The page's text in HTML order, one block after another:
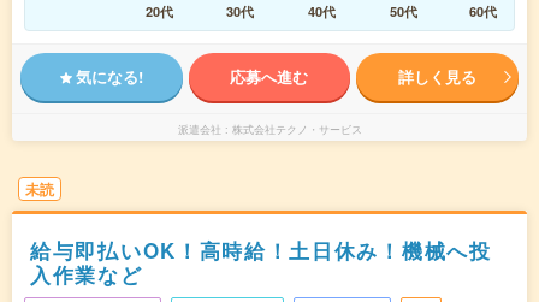
20代
30代 40代 50代 60代
気になる! 応募へ進む 詳しく見る
派遣会社 株式会社テクノ・サービス
未読
給与即払いOK！高時給！土日休み！機械へ投
入作業など